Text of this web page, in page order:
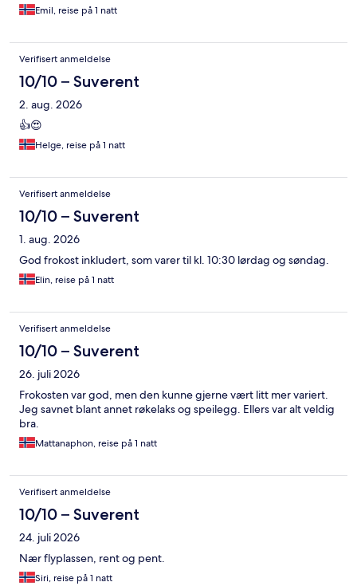
Emil, reise på 1 natt
Verifisert anmeldelse
10/10 – Suverent
2. aug. 2026
👍😍
Helge, reise på 1 natt
Verifisert anmeldelse
10/10 – Suverent
1. aug. 2026
God frokost inkludert, som varer til kl. 10:30 lørdag og søndag.
Elin, reise på 1 natt
Verifisert anmeldelse
10/10 – Suverent
26. juli 2026
Frokosten var god, men den kunne gjerne vært litt mer variert.
Jeg savnet blant annet røkelaks og speilegg. Ellers var alt veldig
bra.
Mattanaphon, reise på 1 natt
Verifisert anmeldelse
10/10 – Suverent
24. juli 2026
Nær flyplassen, rent og pent.
Siri, reise på 1 natt